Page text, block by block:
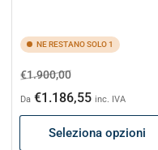
NE RESTANO SOLO 1
Prezzo
di
listino
€1.900,00Prezzo
scontato
Da €1.186,55 inc. IVA
Seleziona opzioni